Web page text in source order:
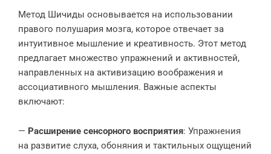
Метод Шичиды основывается на использовании
правого полушария мозга, которое отвечает за
интуитивное мышление и креативность. Этот метод
предлагает множество упражнений и активностей,
направленных на активизацию воображения и
ассоциативного мышления. Важные аспекты
включают:
— Расширение сенсорного восприятия: Упражнения
на развитие слуха, обоняния и тактильных ощущений